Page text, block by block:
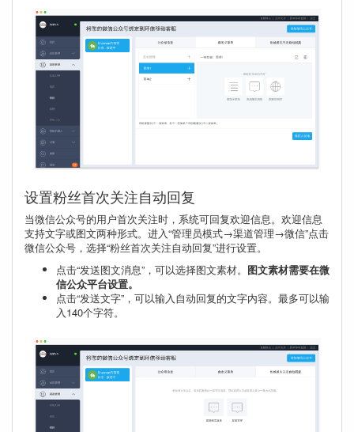
设置粉丝首次关注自动回复
当微信公众号的用户首次关注时，系统可回复欢迎信息。欢迎信息
支持文字或图文两种形式。进入“管理员模式→渠道管理→微信”点击
微信公众号，选择“粉丝首次关注自动回复”进行设置。
点击“发送图文消息”，可以选择图文素材。 图文素材需要在微
信公众平台设置。
点击“发送文字”，可以输入自动回复的文字内容。最多可以输
入140个字符。